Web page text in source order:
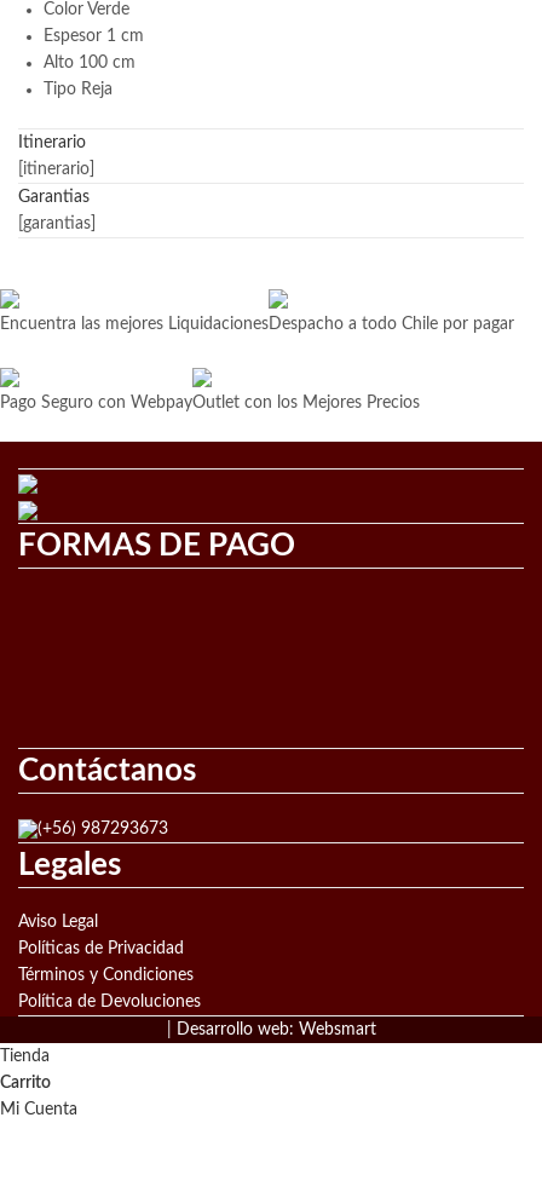
Color Verde
Espesor 1 cm
Alto 100 cm
Tipo Reja
Itinerario
[itinerario]
Garantias
[garantias]
Encuentra las mejores LiquidacionesDespacho a todo Chile por pagar
Pago Seguro con WebpayOutlet con los Mejores Precios
FORMAS DE PAGO
Contáctanos
(+56) 987293673
Legales
Aviso Legal
Políticas de Privacidad
Términos y Condiciones
Política de Devoluciones
Desarrollo web: Websmart
Tienda
Carrito
Mi Cuenta